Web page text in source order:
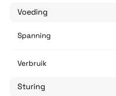
Voeding
Spanning
Verbruik
Sturing